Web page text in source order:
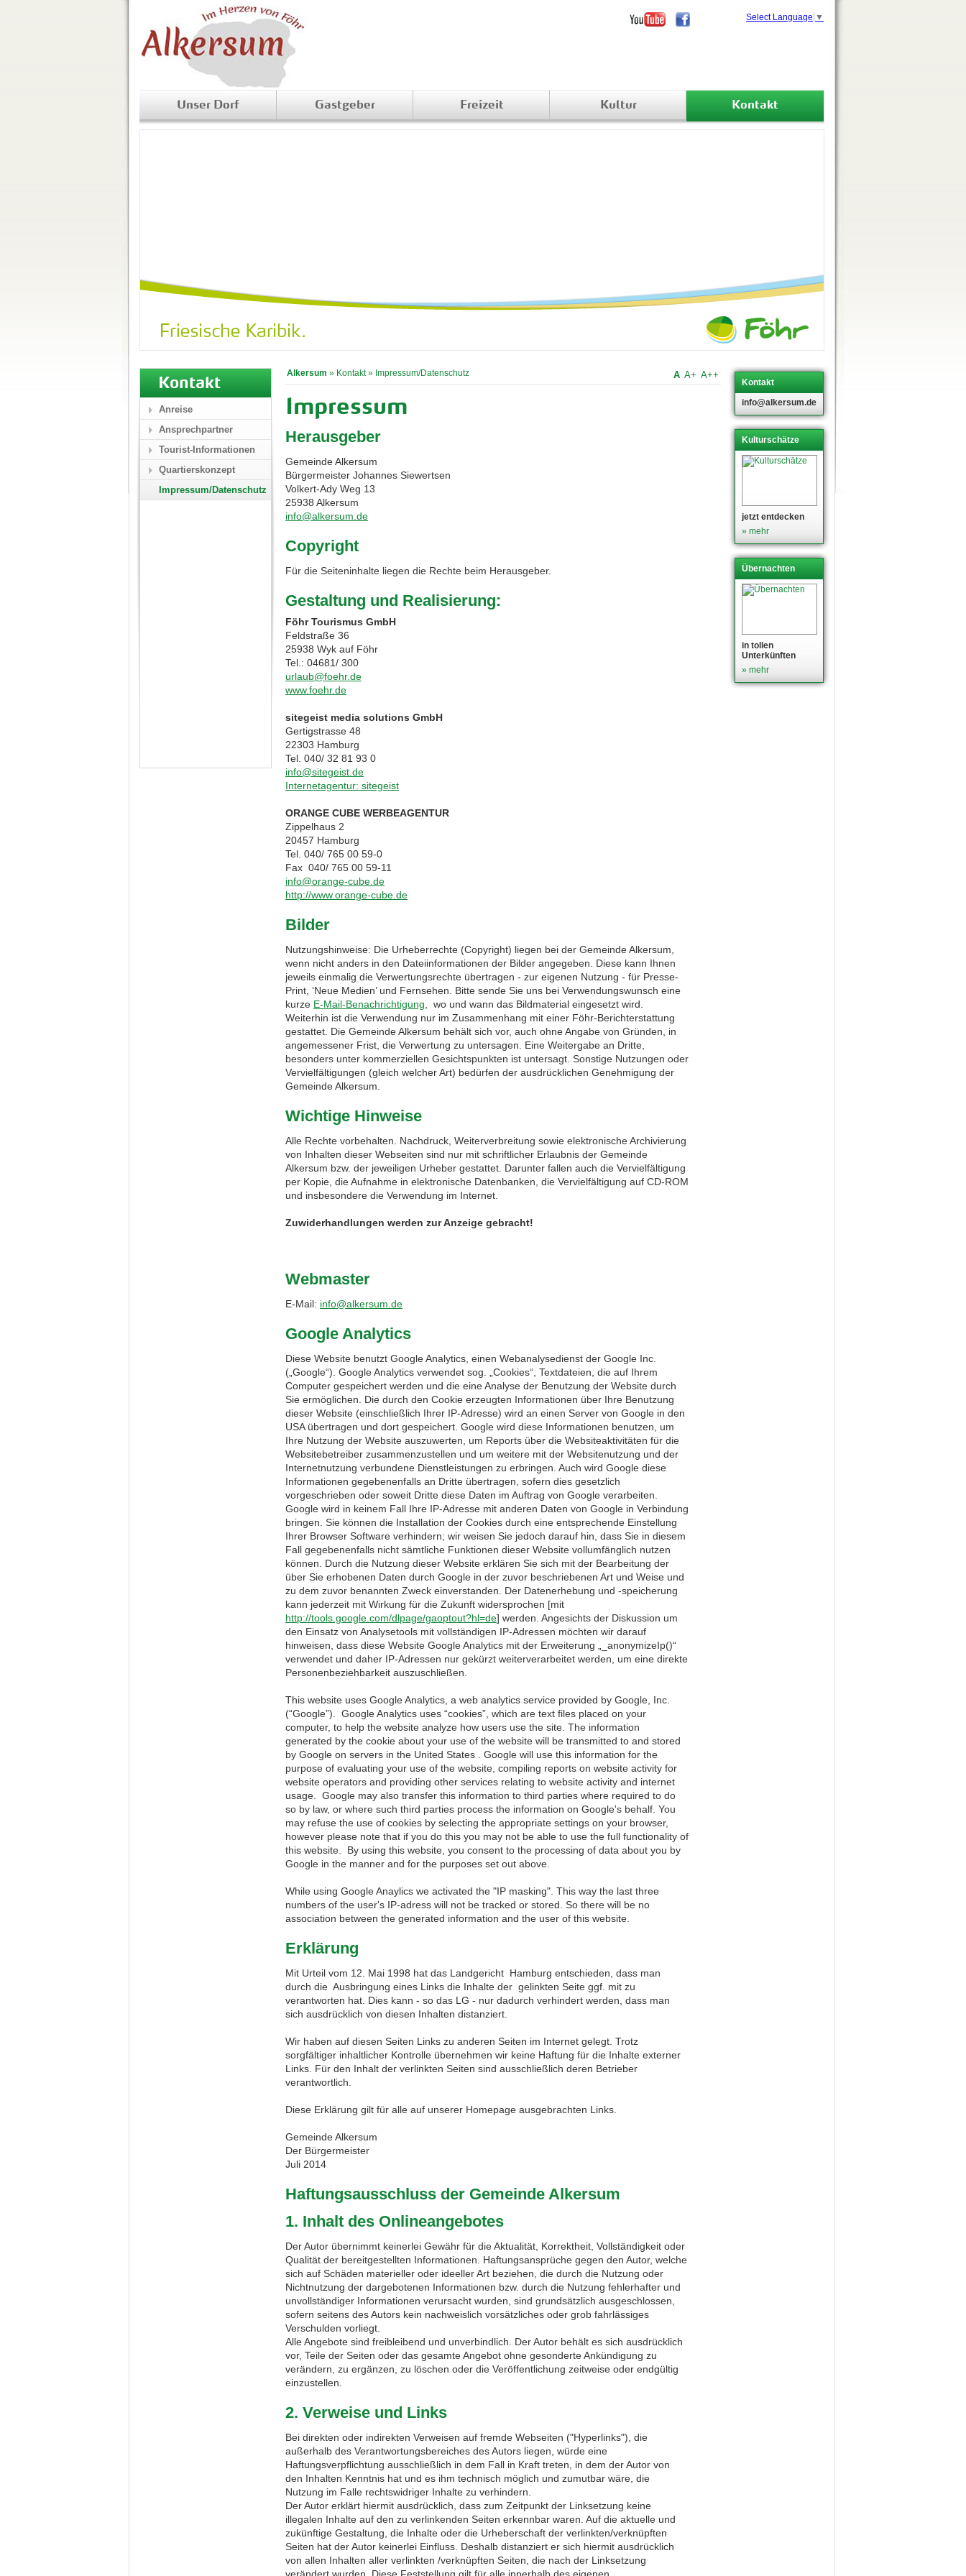
Unser Dorf Gastgeber Freizeit Kultur Kontakt
Alkersum » Kontakt» Impressum/Datenschutz A A+ A++
Impressum
Herausgeber
Gemeinde Alkersum
Bürgermeister Johannes Siewertsen
Volkert-Ady Weg 13
25938 Alkersum
info@alkersum.de
Copyright
Für die Seiteninhalte liegen die Rechte beim Herausgeber.
Gestaltung und Realisierung:
Föhr Tourismus GmbH
Feldstraße 36
25938 Wyk auf Föhr
Tel.: 04681/ 300
urlaub@foehr.de
www.foehr.de
sitegeist media solutions GmbH
Gertigstrasse 48
22303 Hamburg
Tel. 040/ 32 81 93 0
info@sitegeist.de
Internetagentur: sitegeist
ORANGE CUBE WERBEAGENTUR
Zippelhaus 2
20457 Hamburg
Tel. 040/ 765 00 59-0
Fax 040/ 765 00 59-11
info@orange-cube.de
http://www.orange-cube.de
Bilder
Nutzungshinweise: Die Urheberrechte (Copyright) liegen bei der Gemeinde Alkersum,
wenn nicht anders in den Dateiinformationen der Bilder angegeben. Diese kann Ihnen
jeweils einmalig die Verwertungsrechte übertragen - zur eigenen Nutzung - für Presse-
Print, ‘Neue Medien’ und Fernsehen. Bitte sende Sie uns bei Verwendungswunsch eine
kurze E-Mail-Benachrichtigung , wo und wann das Bildmaterial eingesetzt wird.
Weiterhin ist die Verwendung nur im Zusammenhang mit einer Föhr-Berichterstattung
gestattet. Die Gemeinde Alkersum behält sich vor, auch ohne Angabe von Gründen, in
angemessener Frist, die Verwertung zu untersagen. Eine Weitergabe an Dritte,
besonders unter kommerziellen Gesichtspunkten ist untersagt. Sonstige Nutzungen oder
Vervielfältigungen (gleich welcher Art) bedürfen der ausdrücklichen Genehmigung der
Gemeinde Alkersum.
Wichtige Hinweise
Alle Rechte vorbehalten. Nachdruck, Weiterverbreitung sowie elektronische Archivierung
von Inhalten dieser Webseiten sind nur mit schriftlicher Erlaubnis der Gemeinde
Alkersum bzw. der jeweiligen Urheber gestattet. Darunter fallen auch die Vervielfältigung
per Kopie, die Aufnahme in elektronische Datenbanken, die Vervielfältigung auf CD-ROM
und insbesondere die Verwendung im Internet.
Zuwiderhandlungen werden zur Anzeige gebracht!
Webmaster
E-Mail: info@alkersum.de
Google Analytics
Diese Website benutzt Google Analytics, einen Webanalysedienst der Google Inc.
(„Google“). Google Analytics verwendet sog. „Cookies“, Textdateien, die auf Ihrem
Computer gespeichert werden und die eine Analyse der Benutzung der Website durch
Sie ermöglichen. Die durch den Cookie erzeugten Informationen über Ihre Benutzung
dieser Website (einschließlich Ihrer IP-Adresse) wird an einen Server von Google in den
USA übertragen und dort gespeichert. Google wird diese Informationen benutzen, um
Ihre Nutzung der Website auszuwerten, um Reports über die Websiteaktivitäten für die
Websitebetreiber zusammenzustellen und um weitere mit der Websitenutzung und der
Internetnutzung verbundene Dienstleistungen zu erbringen. Auch wird Google diese
Informationen gegebenenfalls an Dritte übertragen, sofern dies gesetzlich
vorgeschrieben oder soweit Dritte diese Daten im Auftrag von Google verarbeiten.
Google wird in keinem Fall Ihre IP-Adresse mit anderen Daten von Google in Verbindung
bringen. Sie können die Installation der Cookies durch eine entsprechende Einstellung
Ihrer Browser Software verhindern; wir weisen Sie jedoch darauf hin, dass Sie in diesem
Fall gegebenenfalls nicht sämtliche Funktionen dieser Website vollumfänglich nutzen
können. Durch die Nutzung dieser Website erklären Sie sich mit der Bearbeitung der
über Sie erhobenen Daten durch Google in der zuvor beschriebenen Art und Weise und
zu dem zuvor benannten Zweck einverstanden. Der Datenerhebung und -speicherung
kann jederzeit mit Wirkung für die Zukunft widersprochen [mit
http://tools.google.com/dlpage/gaoptout?hl=de] werden. Angesichts der Diskussion um
den Einsatz von Analysetools mit vollständigen IP-Adressen möchten wir darauf
hinweisen, dass diese Website Google Analytics mit der Erweiterung „_anonymizeIp()“
verwendet und daher IP-Adressen nur gekürzt weiterverarbeitet werden, um eine direkte
Personenbeziehbarkeit auszuschließen.
This website uses Google Analytics, a web analytics service provided by Google, Inc.
(“Google”). Google Analytics uses “cookies”, which are text files placed on your
computer, to help the website analyze how users use the site. The information
generated by the cookie about your use of the website will be transmitted to and stored
by Google on servers in the United States . Google will use this information for the
purpose of evaluating your use of the website, compiling reports on website activity for
website operators and providing other services relating to website activity and internet
usage. Google may also transfer this information to third parties where required to do
so by law, or where such third parties process the information on Google's behalf. You
may refuse the use of cookies by selecting the appropriate settings on your browser,
however please note that if you do this you may not be able to use the full functionality of
this website. By using this website, you consent to the processing of data about you by
Google in the manner and for the purposes set out above.
While using Google Anaylics we activated the "IP masking". This way the last three
numbers of the user's IP-adress will not be tracked or stored. So there will be no
association between the generated information and the user of this website.
Erklärung
Mit Urteil vom 12. Mai 1998 hat das Landgericht Hamburg entschieden, dass man
durch die Ausbringung eines Links die Inhalte der gelinkten Seite ggf. mit zu
verantworten hat. Dies kann - so das LG - nur dadurch verhindert werden, dass man
sich ausdrücklich von diesen Inhalten distanziert.
Wir haben auf diesen Seiten Links zu anderen Seiten im Internet gelegt. Trotz
sorgfältiger inhaltlicher Kontrolle übernehmen wir keine Haftung für die Inhalte externer
Links. Für den Inhalt der verlinkten Seiten sind ausschließlich deren Betrieber
verantwortlich.
Diese Erklärung gilt für alle auf unserer Homepage ausgebrachten Links.
Gemeinde Alkersum
Der Bürgermeister
Juli 2014
Haftungsausschluss der Gemeinde Alkersum
1. Inhalt des Onlineangebotes
Der Autor übernimmt keinerlei Gewähr für die Aktualität, Korrektheit, Vollständigkeit oder
Qualität der bereitgestellten Informationen. Haftungsansprüche gegen den Autor, welche
sich auf Schäden materieller oder ideeller Art beziehen, die durch die Nutzung oder
Nichtnutzung der dargebotenen Informationen bzw. durch die Nutzung fehlerhafter und
unvollständiger Informationen verursacht wurden, sind grundsätzlich ausgeschlossen,
sofern seitens des Autors kein nachweislich vorsätzliches oder grob fahrlässiges
Verschulden vorliegt.
Alle Angebote sind freibleibend und unverbindlich. Der Autor behält es sich ausdrücklich
vor, Teile der Seiten oder das gesamte Angebot ohne gesonderte Ankündigung zu
verändern, zu ergänzen, zu löschen oder die Veröffentlichung zeitweise oder endgültig
einzustellen.
2. Verweise und Links
Bei direkten oder indirekten Verweisen auf fremde Webseiten ("Hyperlinks"), die
außerhalb des Verantwortungsbereiches des Autors liegen, würde eine
Haftungsverpflichtung ausschließlich in dem Fall in Kraft treten, in dem der Autor von
den Inhalten Kenntnis hat und es ihm technisch möglich und zumutbar wäre, die
Nutzung im Falle rechtswidriger Inhalte zu verhindern.
Der Autor erklärt hiermit ausdrücklich, dass zum Zeitpunkt der Linksetzung keine
illegalen Inhalte auf den zu verlinkenden Seiten erkennbar waren. Auf die aktuelle und
zukünftige Gestaltung, die Inhalte oder die Urheberschaft der verlinkten/verknüpften
Seiten hat der Autor keinerlei Einfluss. Deshalb distanziert er sich hiermit ausdrücklich
von allen Inhalten aller verlinkten /verknüpften Seiten, die nach der Linksetzung
verändert wurden. Diese Feststellung gilt für alle innerhalb des eigenen
Kontakt
info@alkersum.de
Kulturschätze
jetzt entdecken
» mehr
Übernachten
in tollen
Unterkünften
» mehr
Kontakt
Anreise
Ansprechpartner
Tourist-Informationen
Quartierskonzept
Impressum/Datenschutz
Select Language ▼